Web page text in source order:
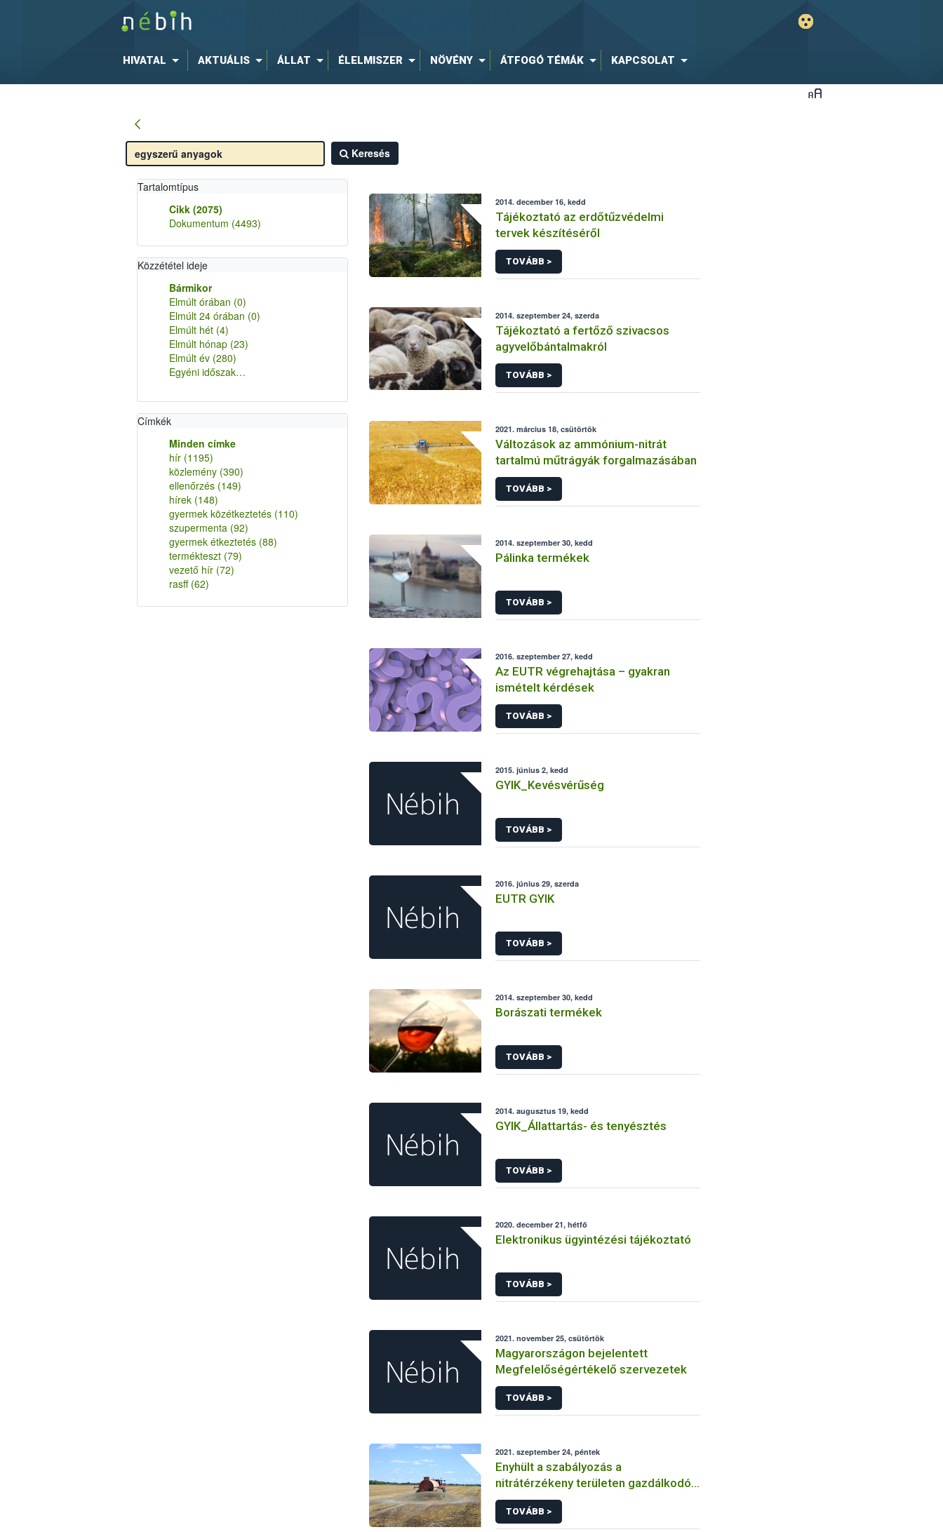
HIVATAL AKTUÁLIS ÁLLAT ÉLELMISZER NÖVÉNY ÁTFOGÓ TÉMÁK KAPCSOLAT
Keresés
Tartalomtípus
Cikk (2075)
Dokumentum (4493)
Közzététel ideje
Bármikor
Elmúlt órában (0)
Elmúlt 24 órában (0)
Elmúlt hét (4)
Elmúlt hónap (23)
Elmúlt év (280)
Egyéni időszak…
Címkék
Minden címke
hír (1195)
közlemény (390)
ellenőrzés (149)
hírek (148)
gyermek közétkeztetés (110)
szupermenta (92)
gyermek étkeztetés (88)
termékteszt (79)
vezető hír (72)
rasff (62)
2014. december 16, kedd
Tájékoztató az erdőtűzvédelmi
tervek készítéséről
TOVÁBB >
2014. szeptember 24, szerda
Tájékoztató a fertőző szivacsos
agyvelőbántalmakról
TOVÁBB >
2021. március 18, csütörtök
Változások az ammónium-nitrát
tartalmú műtrágyák forgalmazásában
TOVÁBB >
2014. szeptember 30, kedd
Pálinka termékek
TOVÁBB >
2016. szeptember 27, kedd
Az EUTR végrehajtása – gyakran
ismételt kérdések
TOVÁBB >
2015. június 2, kedd
GYIK_Kevésvérűség
TOVÁBB >
2016. június 29, szerda
EUTR GYIK
TOVÁBB >
2014. szeptember 30, kedd
Borászati termékek
TOVÁBB >
2014. augusztus 19, kedd
GYIK_Állattartás- és tenyésztés
TOVÁBB >
2020. december 21, hétfő
Elektronikus ügyintézési tájékoztató
TOVÁBB >
2021. november 25, csütörtök
Magyarországon bejelentett
Megfelelőségértékelő szervezetek
TOVÁBB >
2021. szeptember 24, péntek
Enyhült a szabályozás a
nitrátérzékeny területen gazdálkodók
esetében
TOVÁBB >